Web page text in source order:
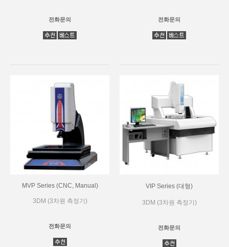
전화문의 전화문의
MVP Series (CNC, Manual)
3DM (3차원 측정기)
전화문의
VIP Series (대형)
3DM (3차원 측정기)
전화문의